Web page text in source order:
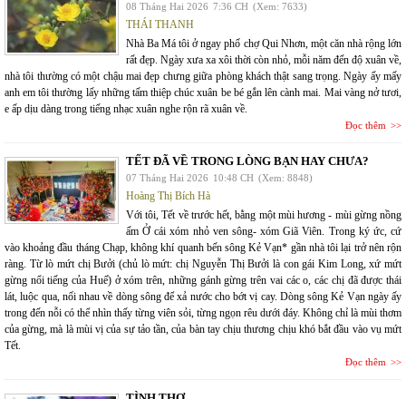
08 Tháng Hai 2026 7:36 CH (Xem: 7633)
THÁI THANH
Nhà Ba Má tôi ở ngay phố chợ Qui Nhơn, một căn nhà rộng lớn
rất đẹp. Ngày xưa xa xôi thời còn nhỏ, mỗi năm đến độ xuân về,
nhà tôi thường có một chậu mai đẹp chưng giữa phòng khách thật sang trọng. Ngày ấy mấy
anh em tôi thường lấy những tấm thiệp chúc xuân be bé gắn lên cành mai. Mai vàng nở tươi,
e ấp dịu dàng trong tiếng nhạc xuân nghe rộn rã xuân về.
Đọc thêm
TẾT ĐÃ VỀ TRONG LÒNG BẠN HAY CHƯA?
07 Tháng Hai 2026 10:48 CH (Xem: 8848)
Hoàng Thị Bích Hà
Với tôi, Tết về trước hết, bằng một mùi hương - mùi gừng nồng
ấm Ở cái xóm nhỏ ven sông- xóm Giã Viên. Trong ký ức, cứ
vào khoảng đầu tháng Chạp, không khí quanh bến sông Kẻ Vạn* gần nhà tôi lại trở nên rộn
ràng. Từ lò mứt chị Bưởi (chủ lò mứt: chị Nguyễn Thị Bưởi là con gái Kim Long, xứ mứt
gừng nổi tiếng của Huế) ở xóm trên, những gánh gừng trên vai các o, các chị đã được thái
lát, luộc qua, nối nhau về dòng sông để xả nước cho bớt vị cay. Dòng sông Kẻ Vạn ngày ấy
trong đến nỗi có thể nhìn thấy từng viên sỏi, từng ngọn rêu dưới đáy. Không chỉ là mùi thơm
của gừng, mà là mùi vị của sự tảo tần, của bàn tay chịu thương chịu khó bắt đầu vào vụ mứt
Tết.
Đọc thêm